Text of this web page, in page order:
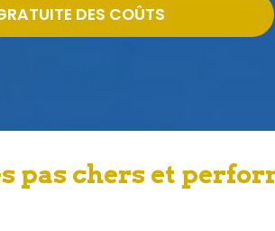
DES COÛTS
pas chers et